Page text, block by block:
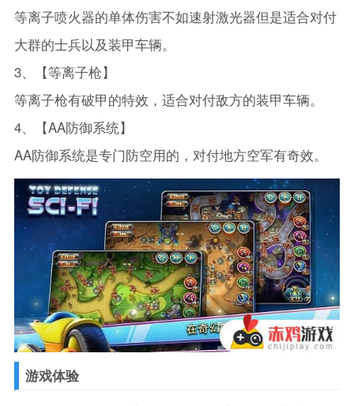
等离子喷火器的单体伤害不如速射激光器但是适合对付
大群的士兵以及装甲车辆。
3、【等离子枪】
等离子枪有破甲的特效，适合对付敌方的装甲车辆。
4、【AA防御系统】
AA防御系统是专门防空用的，对付地方空军有奇效。
游戏体验